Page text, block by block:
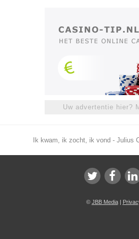
Uw advertentie hier?
Ik kwam, ik zocht, ik vond - Julius
© JBB Media|